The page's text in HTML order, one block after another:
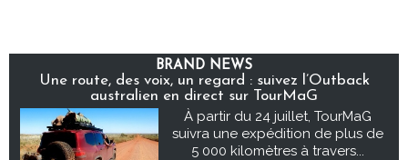
BRAND NEWS
Une route, des voix, un regard : suivez l’Outback
australien en direct sur TourMaG
À partir du 24 juillet, TourMaG
suivra une expédition de plus de
5 000 kilomètres à travers...